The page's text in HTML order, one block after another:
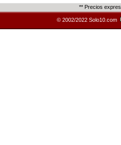
** Precios
© 2002/2022 Solo10.com